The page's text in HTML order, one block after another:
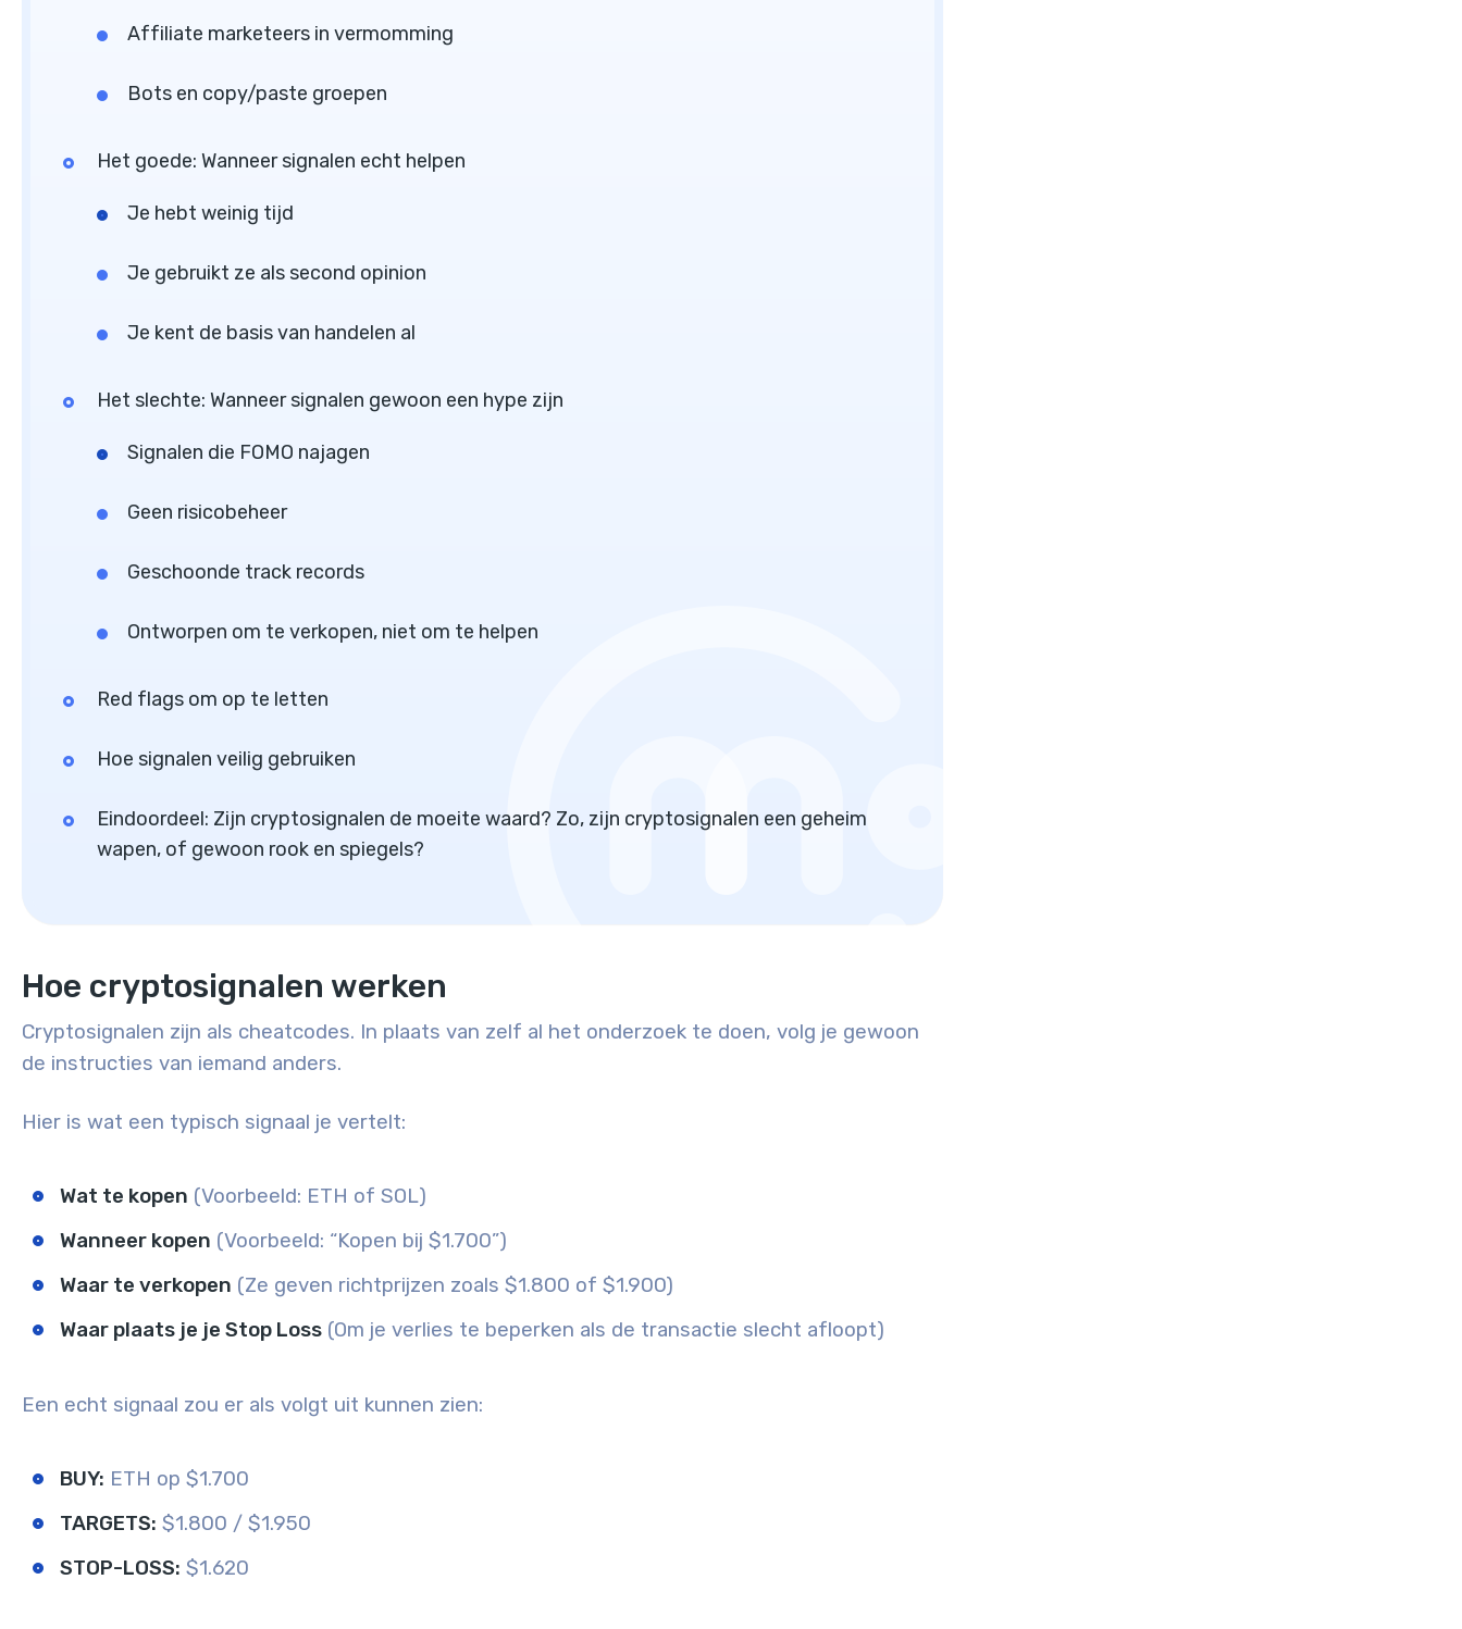
Affiliate marketeers in vermomming
Bots en copy/paste groepen
Het goede: Wanneer signalen echt helpen
Je hebt weinig tijd
Je gebruikt ze als second opinion
Je kent de basis van handelen al
Het slechte: Wanneer signalen gewoon een hype zijn
Signalen die FOMO najagen
Geen risicobeheer
Geschoonde track records
Ontworpen om te verkopen, niet om te helpen
Red flags om op te letten
Hoe signalen veilig gebruiken
Eindoordeel: Zijn cryptosignalen de moeite waard? Zo, zijn cryptosignalen een geheim
wapen, of gewoon rook en spiegels?
Hoe cryptosignalen werken
Cryptosignalen zijn als cheatcodes. In plaats van zelf al het onderzoek te doen, volg je gewoon
de instructies van iemand anders.
Hier is wat een typisch signaal je vertelt:
Wat te kopen (Voorbeeld: ETH of SOL)
Wanneer kopen (Voorbeeld: “Kopen bij $1.700”)
Waar te verkopen (Ze geven richtprijzen zoals $1.800 of $1.900)
Waar plaats je je Stop Loss (Om je verlies te beperken als de transactie slecht afloopt)
Een echt signaal zou er als volgt uit kunnen zien:
BUY: ETH op $1.700
TARGETS: $1.800 / $1.950
STOP-LOSS: $1.620